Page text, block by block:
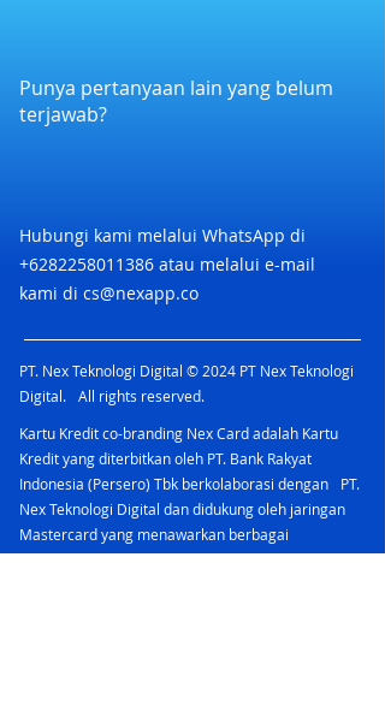
Punya pertanyaan lain yang belum
terjawab?
Hubungi kami melalui WhatsApp di
+6282258011386 atau melalui e-mail
kami di cs@nexapp.co
PT. Nex Teknologi Digital © 2024 PT Nex Teknologi
Digital. All rights reserved.
Kartu Kredit co-branding Nex Card adalah Kartu
Kredit yang diterbitkan oleh PT. Bank Rakyat
Indonesia (Persero) Tbk berkolaborasi dengan PT.
Nex Teknologi Digital dan didukung oleh jaringan
Mastercard yang menawarkan berbagai
keuntungan.